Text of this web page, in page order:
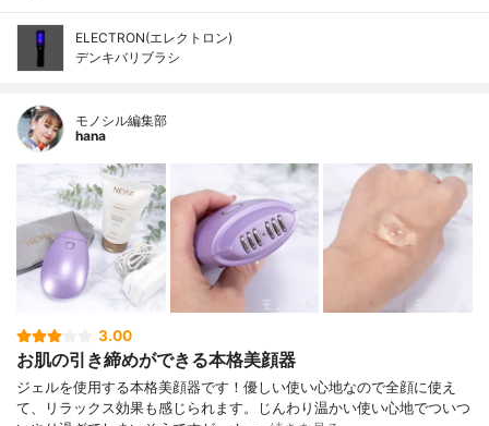
ELECTRON(エレクトロン)
デンキバリブラシ
モノシル編集部
hana
3.00
お肌の引き締めができる本格美顔器
ジェルを使用する本格美顔器です！優しい使い心地なので全顔に使え
て、リラックス効果も感じられます。じんわり温かい使い心地でついつ